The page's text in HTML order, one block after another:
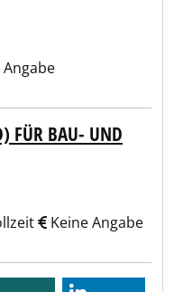
Angabe
FÜR BAU- UND
Keine Angabe